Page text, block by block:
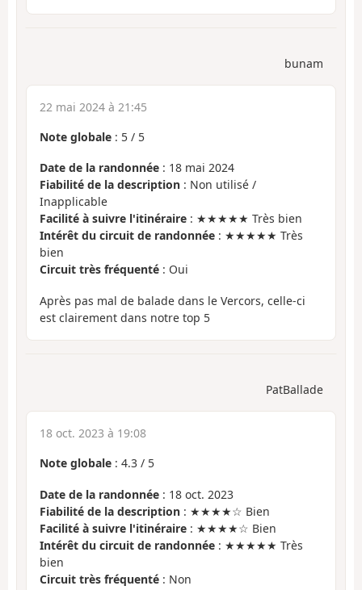
bunam
22 mai 2024 à 21:45
Note globale : 5 / 5
Date de la randonnée : 18 mai 2024
Fiabilité de la description : Non utilisé /
Inapplicable
Facilité à suivre l'itinéraire : ★★★★★ Très bien
Intérêt du circuit de randonnée : ★★★★★ Très
bien
Circuit très fréquenté : Oui
Après pas mal de balade dans le Vercors, celle-ci
est clairement dans notre top 5
PatBallade
18 oct. 2023 à 19:08
Note globale : 4.3 / 5
Date de la randonnée : 18 oct. 2023
Fiabilité de la description : ★★★★☆ Bien
Facilité à suivre l'itinéraire : ★★★★☆ Bien
Intérêt du circuit de randonnée : ★★★★★ Très
bien
Circuit très fréquenté : Non